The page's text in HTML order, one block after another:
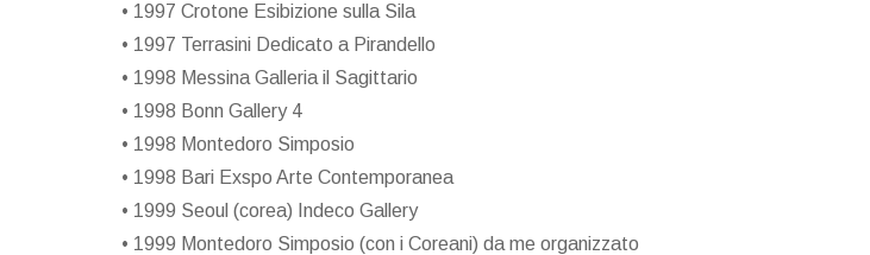
• 1997 Crotone Esibizione sulla Sila
• 1997 Terrasini Dedicato a Pirandello
• 1998 Messina Galleria il Sagittario
• 1998 Bonn Gallery 4
• 1998 Montedoro Simposio
• 1998 Bari Exspo Arte Contemporanea
• 1999 Seoul (corea) Indeco Gallery
• 1999 Montedoro Simposio (con i Coreani) da me organizzato